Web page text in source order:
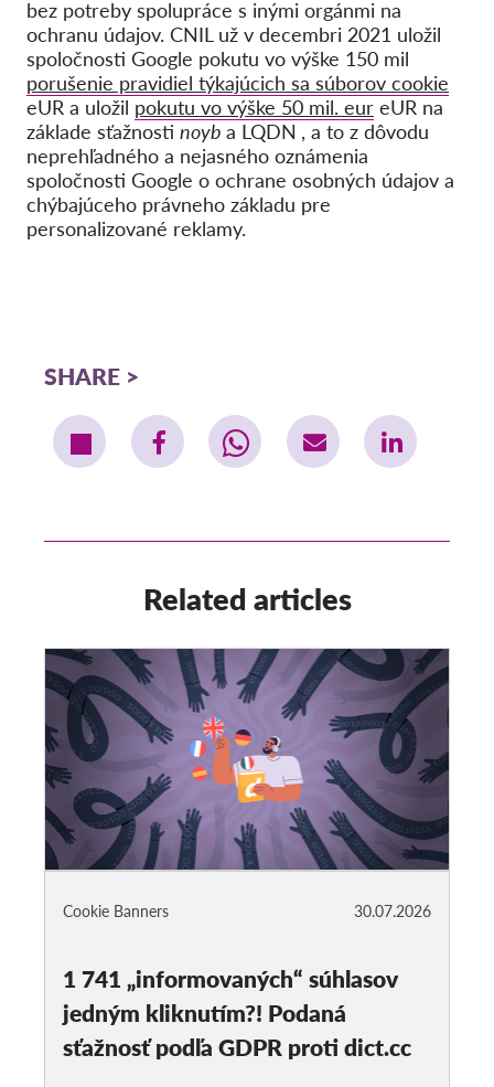
bez potreby spolupráce s inými orgánmi na
ochranu údajov. CNIL už v decembri 2021 uložil
spoločnosti Google pokutu vo výške 150 mil
porušenie pravidiel týkajúcich sa súborov cookie
eUR a uložil pokutu vo výške 50 mil. eur eUR na
základe sťažnosti noyb a LQDN , a to z dôvodu
neprehľadného a nejasného oznámenia
spoločnosti Google o ochrane osobných údajov a
chýbajúceho právneho základu pre
personalizované reklamy.
SHARE
Related articles
30.07.2026
Cookie Banners
1 741 „informovaných“ súhlasov
jedným kliknutím?! Podaná
sťažnosť podľa GDPR proti dict.cc